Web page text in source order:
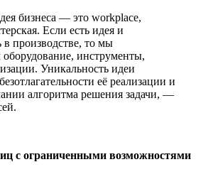
бизнеса — это workplace,
Если есть идея и
в производстве, то мы
оборудование, инструменты,
Уникальность идеи
её реализации и
алгоритма решения задачи, —
с ограниченными возможностями